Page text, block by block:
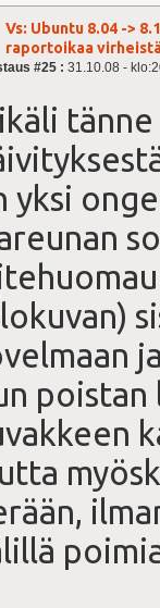
Vs: Ubuntu 8.04 ->
raportoikaa
#25 : 31.10.08 -
yksi